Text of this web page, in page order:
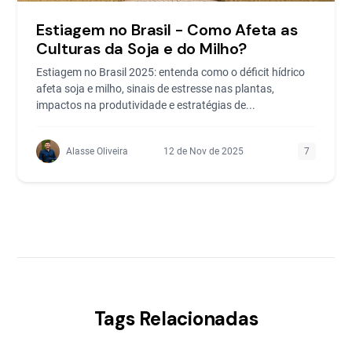
Estiagem no Brasil - Como Afeta as
Culturas da Soja e do Milho?
Estiagem no Brasil 2025: entenda como o déficit hídrico
afeta soja e milho, sinais de estresse nas plantas,
impactos na produtividade e estratégias de...
Alasse Oliveira 12 de Nov de 2025 7
Tags Relacionadas